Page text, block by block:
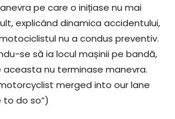
pe care o inițiase nu mai
explicând dinamica accidentului,
nu a condus preventiv.
se să ia locul mașinii pe bandă,
aceasta nu terminase manevra.
merged into our lane
do so”)